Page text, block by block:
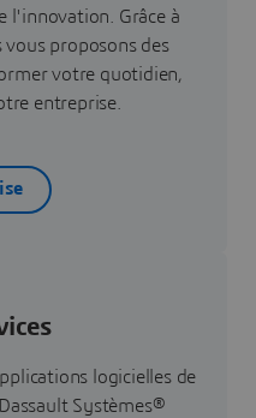
l'innovation. Grâce à
proposons des
votre quotidien,
entreprise.
logicielles de
Systèmes®